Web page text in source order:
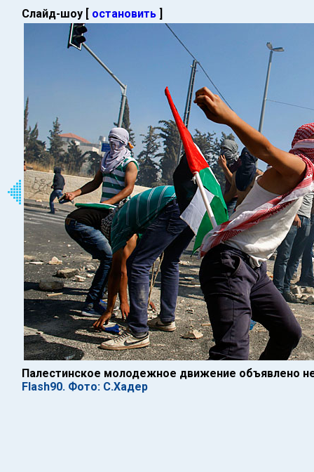
Слайд-шоу [ остановить ]
Палестинское молодежное движение объявлено
Flash90. Фото: С.Хадер